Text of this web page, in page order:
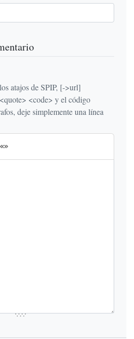
atajos de SPIP, [->url]
y el código
deje simplemente una línea